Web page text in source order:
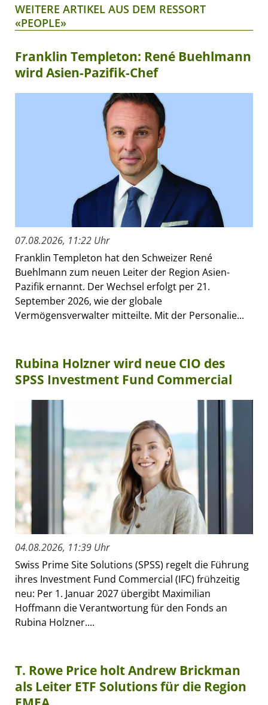
WEITERE ARTIKEL AUS DEM RESSORT
«PEOPLE»
Franklin Templeton: René Buehlmann
wird Asien-Pazifik-Chef
07.08.2026, 11:22 Uhr
Franklin Templeton hat den Schweizer René
Buehlmann zum neuen Leiter der Region Asien-
Pazifik ernannt. Der Wechsel erfolgt per 21.
September 2026, wie der globale
Vermögensverwalter mitteilte. Mit der Personalie...
Rubina Holzner wird neue CIO des
SPSS Investment Fund Commercial
04.08.2026, 11:39 Uhr
Swiss Prime Site Solutions (SPSS) regelt die Führung
ihres Investment Fund Commercial (IFC) frühzeitig
neu: Per 1. Januar 2027 übergibt Maximilian
Hoffmann die Verantwortung für den Fonds an
Rubina Holzner....
T. Rowe Price holt Andrew Brickman
als Leiter ETF Solutions für die Region